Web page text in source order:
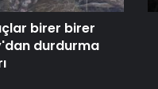
birer birer
durdurma